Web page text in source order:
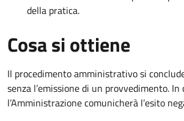
della pratica.
Cosa si ottiene
Il procedimento amministrativo si
senza l’emissione di un provvedimento.
l’Amministrazione comunicherà l’esito